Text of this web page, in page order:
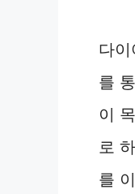
다
를
이
로
를